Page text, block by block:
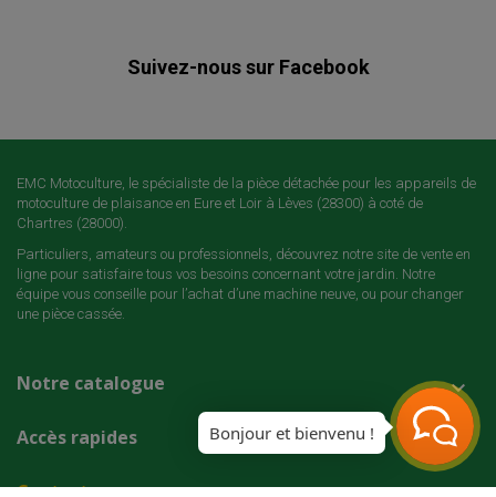
Suivez-nous sur Facebook
EMC Motoculture, le spécialiste de la pièce détachée pour les appareils de
motoculture de plaisance en Eure et Loir à Lèves (28300) à coté de
Chartres (28000).
Particuliers, amateurs ou professionnels, découvrez notre site de vente en
ligne pour satisfaire tous vos besoins concernant votre jardin. Notre
équipe vous conseille pour l’achat d’une machine neuve, ou pour changer
une pièce cassée.
Notre catalogue 
Accès rapides 
Contact
Bonjour et bienvenu !